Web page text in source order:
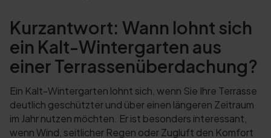
Kurzantwort: Wann lohnt sich
ein Kalt-Wintergarten aus
einer Terrassenüberdachung?
Ein Kalt-Wintergarten lohnt sich, wenn Sie Ihre Terrasse
deutlich geschützter und über einen längeren Zeitraum
im Jahr nutzen möchten. Er ist besonders interessant,
wenn Wind, seitlicher Regen oder Zugluft den Komfort